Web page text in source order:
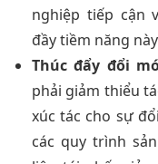
nghiệp tiếp cận
đầy tiềm năng
Thúc đẩy đổi
phải giảm thiểu
xúc tác cho sự
các quy trình